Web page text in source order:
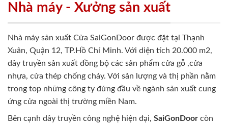
Nhà máy - Xưởng sản xuất
Nhà máy sản xuất Cửa SaiGonDoor được đặt tại Thạnh
Xuân, Quận 12, TP.Hồ Chí Minh. Với diện tích 20.000 m2,
dây truyền sản xuất đồng bộ các sản phẩm cửa gỗ ,cửa
nhựa, cửa thép chống cháy. Với sản lượng và thị phần nằm
trong top những công ty đứng đầu về ngành sản xuất cung
ứng cửa ngoài thị trường miền Nam.
Bên cạnh dây truyền công nghệ hiện đại, SaiGonDoor còn